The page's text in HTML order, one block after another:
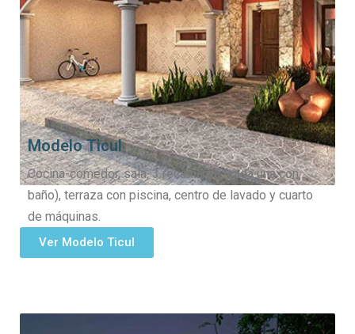
Modelo Ticul
Cocina-comedor, sala, 3 recámaras (cada una con
baño), terraza con piscina, centro de lavado y cuarto
de máquinas.
Ver Modelo Ticul